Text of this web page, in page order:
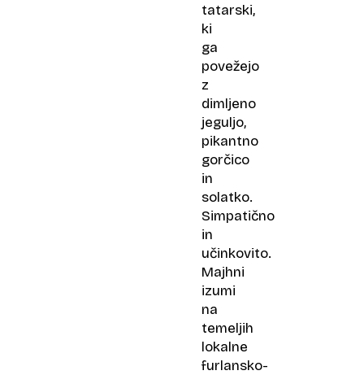
tatarski,
ki
ga
povežejo
z
dimljeno
jeguljo,
pikantno
gorčico
in
solatko.
Simpatično
in
učinkovito.
Majhni
izumi
na
temeljih
lokalne
furlansko-